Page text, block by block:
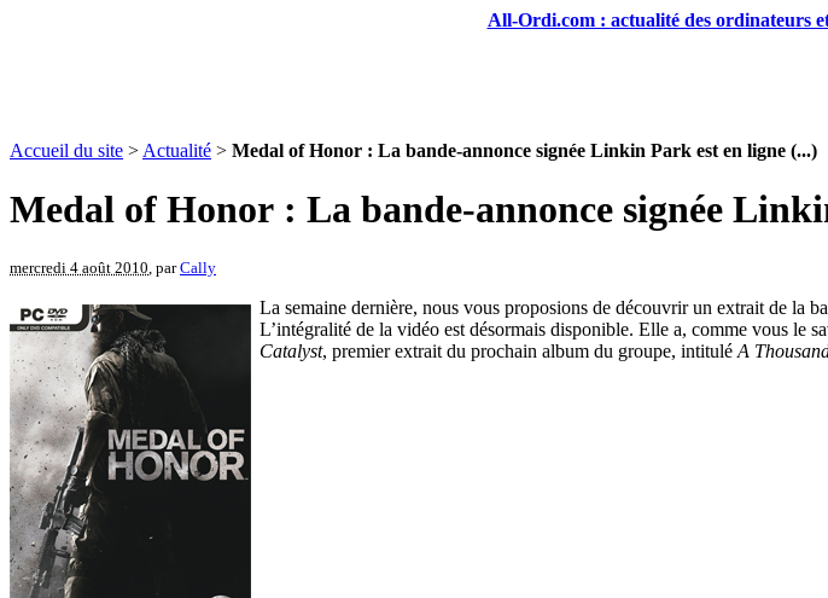
All-Ordi.com : actualité des ordinateurs
Accueil du site > Actualité > Medal of Honor : La bande-annonce signée Linkin Park est en ligne (...)
Medal of Honor : La bande-annonce signée
mercredi 4 août 2010 , parCally
La semaine dernière, nous vous proposions de découvrir un extrait de la
L’intégralité de la vidéo est désormais disponible. Elle a, comme vous le
Catalyst, premier extrait du prochain album du groupe, intitulé A